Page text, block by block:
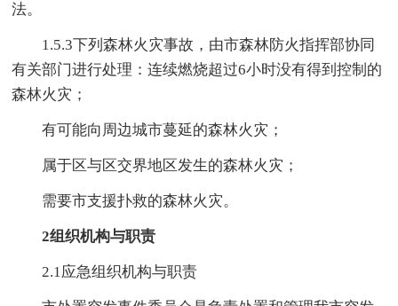
法。
1.5.3下列森林火灾事故，由市森林防火指挥部协同
有关部门进行处理：连续燃烧超过6小时没有得到控制的
森林火灾；
有可能向周边城市蔓延的森林火灾；
属于区与区交界地区发生的森林火灾；
需要市支援扑救的森林火灾。
2组织机构与职责
2.1应急组织机构与职责